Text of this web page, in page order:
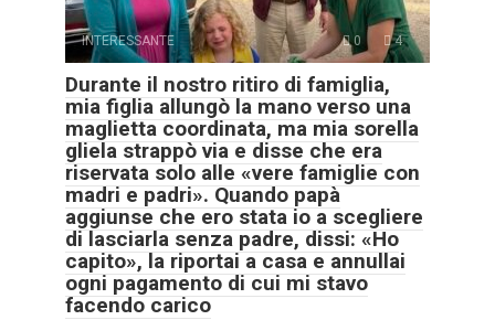
INTERESSANTE 0 4
Durante il nostro ritiro di famiglia,
mia figlia allungò la mano verso una
maglietta coordinata, ma mia sorella
gliela strappò via e disse che era
riservata solo alle «vere famiglie con
madri e padri». Quando papà
aggiunse che ero stata io a scegliere
di lasciarla senza padre, dissi: «Ho
capito», la riportai a casa e annullai
ogni pagamento di cui mi stavo
facendo carico